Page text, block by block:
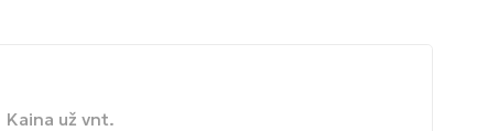
Kaina už vnt.